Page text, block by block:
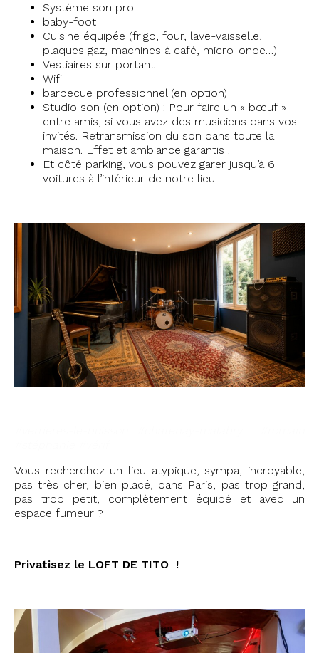
Système son pro
baby-foot
Cuisine équipée (frigo, four, lave-vaisselle,
plaques gaz, machines à café, micro-onde…)
Vestiaires sur portant
Wifi
barbecue professionnel (en option)
Studio son (en option) : Pour faire un « bœuf »
entre amis, si vous avez des musiciens dans vos
invités. Retransmission du son dans toute la
maison. Effet et ambiance garantis !
Et côté parking, vous pouvez garer jusqu’à 6
voitures à l’intérieur de notre lieu.
Vous recherchez un lieu atypique, sympa, incroyable,
pas très cher, bien placé, dans Paris, pas trop grand,
pas trop petit, complètement équipé et avec un
espace fumeur ?
Privatisez le LOFT DE TITO !